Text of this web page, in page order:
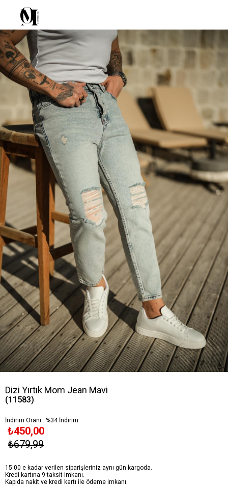
Dizi Yırtık Mom Jean Mavi
(11583)
İndirim Oranı : %34İndirim
₺679,99
₺450,00
15:00 e kadar verilen siparişleriniz aynı gün kargoda.
Kredi kartına 9 taksit imkanı.
Kapıda nakit ve kredi kartı ile ödeme imkanı.